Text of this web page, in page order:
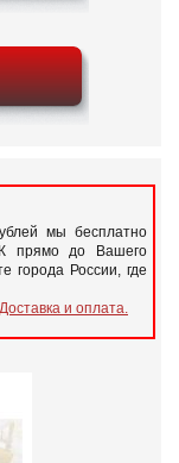
мы бесплатно
прямо до Вашего
города России, где
Доставка и оплата.